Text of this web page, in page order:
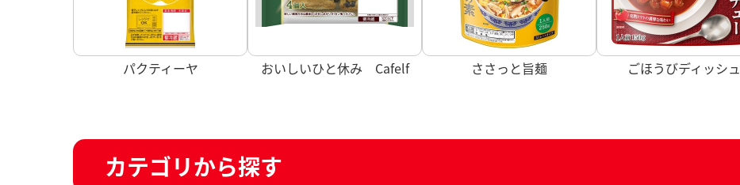
パクティーヤ おいしいひと休み Cafelf ささっと旨麺 ごほうびディッシュ
カテゴリから探す